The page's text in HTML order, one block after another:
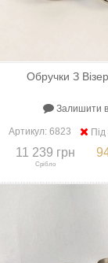
Обручки З
Залишити
Артикул:6823
11 239 грн
Срібло